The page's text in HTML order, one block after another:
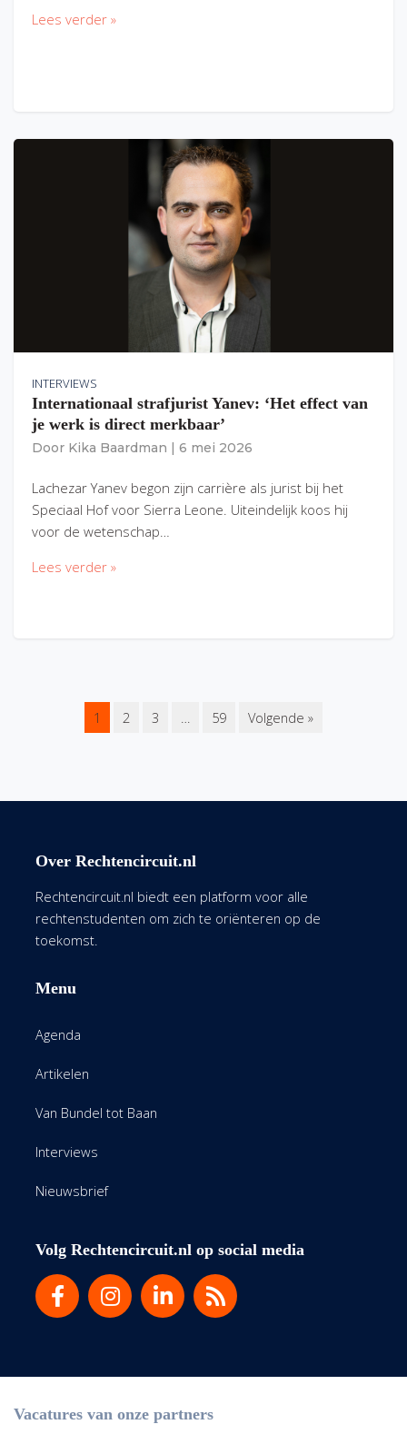
Lees verder »
INTERVIEWS
Internationaal strafjurist Yanev: ‘Het effect van
je werk is direct merkbaar’
Door Kika Baardman 6 mei 2026
Lachezar Yanev begon zijn carrière als jurist bij het
Speciaal Hof voor Sierra Leone. Uiteindelijk koos hij
voor de wetenschap…
Lees verder »
1 2 3 … 59 Volgende »
Over Rechtencircuit.nl
Rechtencircuit.nl biedt een platform voor alle
rechtenstudenten om zich te oriënteren op de
toekomst.
Menu
Agenda
Artikelen
Van Bundel tot Baan
Interviews
Nieuwsbrief
Volg Rechtencircuit.nl op social media
Vacatures van onze partners